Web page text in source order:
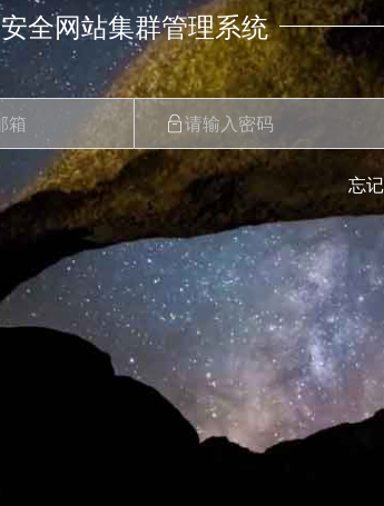
安全网站集群管理系统
忘